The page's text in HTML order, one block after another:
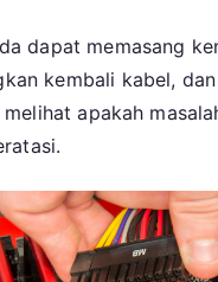
dapat memasang
kembali kabel,
apakah